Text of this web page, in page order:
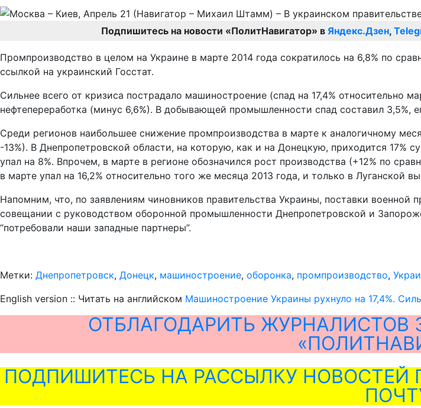
Подпишитесь на новости «ПолитНавигатор» в Яндекс.Дзен,
Промпроизводство в целом на Украине в марте 2014 года сократилось на 6,8% по
ссылкой на украинский Госстат.
Сильнее всего от кризиса пострадало машиностроение (спад на 17,4% относительно
нефтепереработка (минус 6,6%). В добывающей промышленности спад составил 3,5%,
Среди регионов наибольшее снижение промпроизводства в марте к аналогичному
-13%). В Днепропетровской области, на которую, как и на Донецкую, приходится
упал на 8%. Впрочем, в марте в регионе обозначился рост производства (+12% по
в марте упал на 16,2% относительно того же месяца 2013 года, и только в Луганской
Напомним, что, по заявлениям чиновников правительства Украины, поставки
совещании с руководством оборонной промышленности Днепропетровской и
“потребовали наши западные партнеры”.
Метки: Днепропетровск, Донецк, машиностроение, оборонка, промпроизводство,
English version :: Читать на английском Машиностроение Украины рухнуло на 17,4%.
ОТБЛАГОДАРИТЬ ЖУРНАЛИСТОВ
ПОДПИШИТЕСЬ НА РАССЫЛКУ НОВОСТЕЙ